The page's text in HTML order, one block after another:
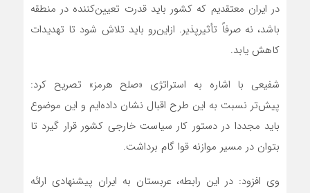
در ایران معتقدیم که کشور باید قدرت تعیین‌کننده در منطقه
باشد، نه صرفاً تأثیرپذیر. ازاین‌رو باید تلاش شود تا تهدیدات
کاهش یابد.
شفیعی با اشاره به استراتژی «صلح هرمز» تصریح کرد:
پیش‌تر نسبت به این طرح اقبال نشان داده‌ایم و این موضوع
باید مجددا در دستور کار سیاست خارجی کشور قرار گیرد تا
بتوان در مسیر موازنه قوا گام برداشت.
وی افزود: در این رابطه، عربستان به ایران پیشنهادی ارائه